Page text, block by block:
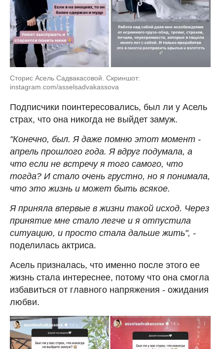
Сторис Асель Садвакасовой. Скриншот:
instagram.com/asselsadvakassova
Подписчики поинтересовались, был ли у Асель
страх, что она никогда не выйдет замуж.
"Конечно, был. Я даже помню этот момент -
апрель прошлого года. Я вдруг подумала, а
что если не встречу я того самого, что
тогда? И стало очень грустно, но я понимала,
что это жизнь и может быть всякое.
Я приняла впервые в жизни такой исход. Через
принятие мне стало легче и я отпустила
ситуацию, и просто стала дальше жить", -
поделилась актриса.
Асель призналась, что именно после этого ее
жизнь стала интереснее, потому что она смогла
избавиться от главного напряжения - ожидания
любви.